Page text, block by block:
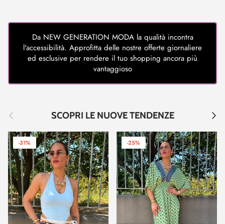
Da NEW GENERATION MODA la qualità incontra
l'accessibilità. Approfitta delle nostre offerte giornaliere
ed esclusive per rendere il tuo shopping ancora più
vantaggioso
Indietro SCOPRI LE NUOVE TENDENZE
-31% -25%